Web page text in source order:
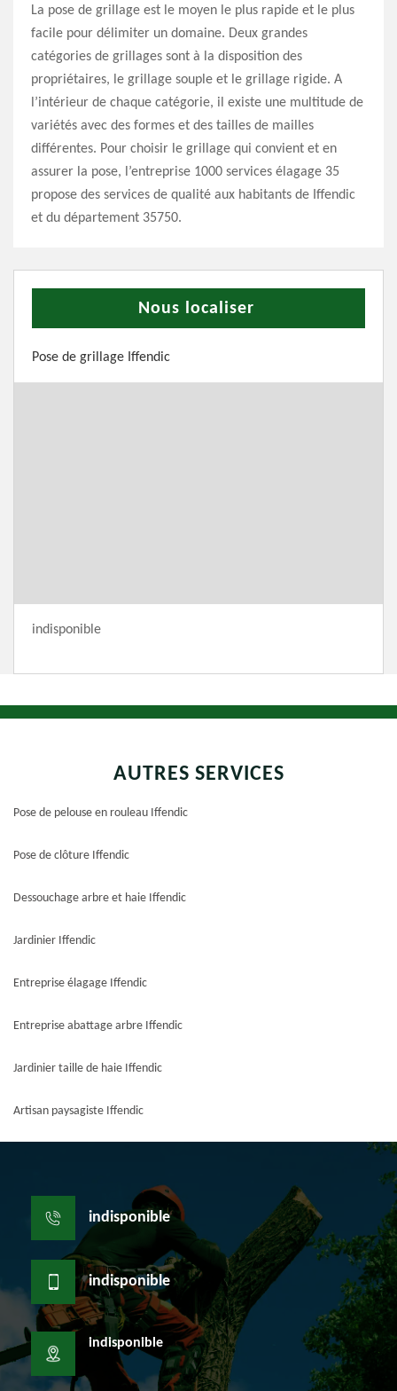
La pose de grillage est le moyen le plus rapide et le plus
facile pour délimiter un domaine. Deux grandes
catégories de grillages sont à la disposition des
propriétaires, le grillage souple et le grillage rigide. A
l’intérieur de chaque catégorie, il existe une multitude de
variétés avec des formes et des tailles de mailles
différentes. Pour choisir le grillage qui convient et en
assurer la pose, l’entreprise 1000 services élagage 35
propose des services de qualité aux habitants de Iffendic
et du département 35750.
Nous localiser
Pose de grillage Iffendic
indisponible
AUTRES SERVICES
Pose de pelouse en rouleau Iffendic
Pose de clôture Iffendic
Dessouchage arbre et haie Iffendic
Jardinier Iffendic
Entreprise élagage Iffendic
Entreprise abattage arbre Iffendic
Jardinier taille de haie Iffendic
Artisan paysagiste Iffendic
indisponible
indisponible
indisponible